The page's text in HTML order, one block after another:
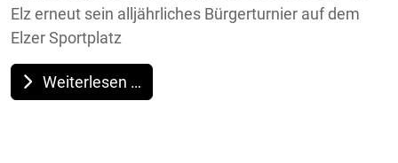
Elz erneut sein alljährliches Bürgerturnier auf dem
Elzer Sportplatz
Weiterlesen …